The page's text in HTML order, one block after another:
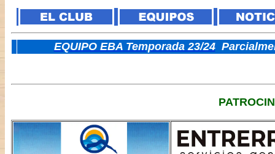
EQUIPO EBA Temporada 23/24